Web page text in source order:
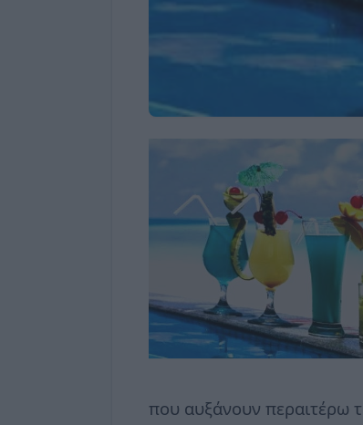
που αυξάνουν περαιτέρω